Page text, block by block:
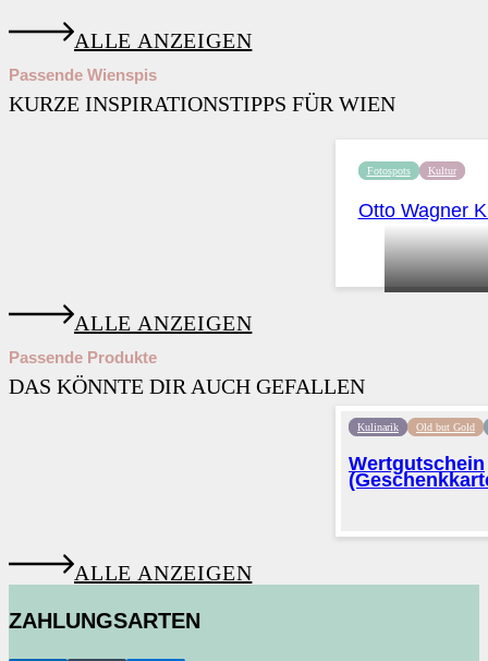
ALLE ANZEIGEN
Passende Wienspis
KURZE INSPIRATIONSTIPPS FÜR WIEN
Fotospots Kultur
Otto Wagner
ALLE ANZEIGEN
Passende Produkte
DAS KÖNNTE DIR AUCH GEFALLEN
Kulinarik Old but Gold
Wertgutschein
ALLE ANZEIGEN
ZAHLUNGSARTEN